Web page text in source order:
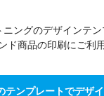
ングのデザインテ
ド商品の印刷にご利
テンプレートでデザ